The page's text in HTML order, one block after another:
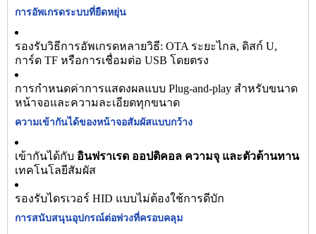
การอัพเกรดระบบที่ยืดหยุ่น
รองรับวิธีการอัพเกรดหลายวิธี: OTA ระยะไกล, ดิสก์ U,
การ์ด TF หรือการเชื่อมต่อ USB โดยตรง
การกำหนดค่าการแสดงผลแบบ Plug-and-play สำหรับขนาด
หน้าจอและความละเอียดทุกขนาด
ความเข้ากันได้ของหน้าจอสัมผัสแบบกว้าง
เข้ากันได้กับ อินฟราเรด ออปติคอล ความจุ และตัวต้านทาน
เทคโนโลยีสัมผัส
รองรับไดรเวอร์ HID แบบไม่ต้องใช้การดีบัก
การสนับสนุนอุปกรณ์ต่อพ่วงที่ครอบคลุม